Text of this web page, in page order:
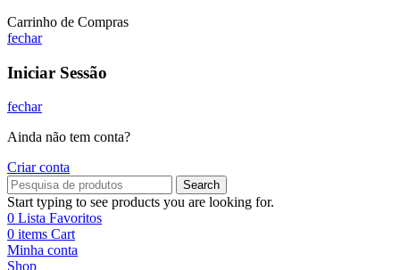
Carrinho de Compras
fechar
Iniciar Sessão
fechar
Ainda não tem conta?
Criar conta
Search
Start typing to see products you are looking for.
0 Lista Favoritos
0 items Cart
Minha conta
Shop